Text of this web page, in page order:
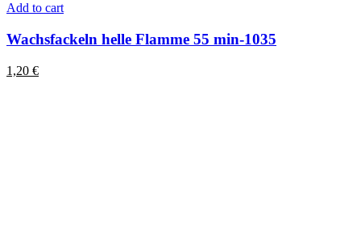
Add to cart
Wachsfackeln helle Flamme 55 min-1035
1,20 €